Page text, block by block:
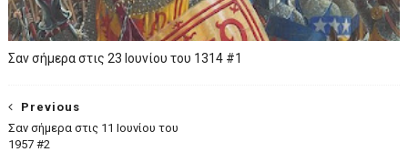
Σαν σήμερα στις 23 Ιουνίου του 1314 #1
Previous
Σαν σήμερα στις 11 Ιουνίου του
1957 #2